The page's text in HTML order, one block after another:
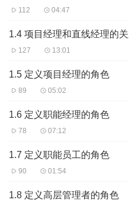
112 04:47
1.4 项目经理和直线经理的
127 13:01
1.5 定义项目经理的角色
89 05:02
1.6 定义职能经理的角色
78 07:12
1.7 定义职能员工的角色
90 01:54
1.8 定义高层管理者的角色